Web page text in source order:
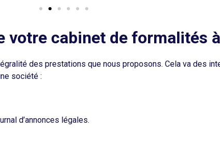
votre cabinet de formalités
des prestations que nous proposons. Cela va des
société :
d’annonces légales.